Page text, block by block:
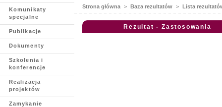
Komunikaty
specjalne
Publikacje
Dokumenty
Szkolenia i
konferencje
Realizacja
projektów
Zamykanie
Strona główna > Baza rezultatów > Lista
Rezultat - Zastosowania